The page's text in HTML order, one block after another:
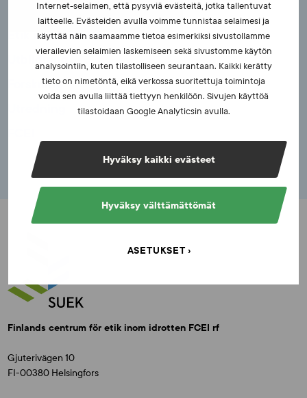
Internet-selaimen, että pysyviä evästeitä, jotka tallentuvat
laitteelle. Evästeiden avulla voimme tunnistaa selaimesi ja
käyttää näin saamaamme tietoa esimerkiksi sivustollamme
vierailevien selaimien laskemiseen sekä sivustomme käytön
analysointiin, kuten tilastolliseen seurantaan. Kaikki kerätty
tieto on nimetöntä, eikä verkossa suoritettuja toimintoja
voida sen avulla liittää tiettyyn henkilöön. Sivujen käyttöä
tilastoidaan Google Analyticsin avulla.
Hyväksy kaikki evästeet
Hyväksy välttämättömät
ASETUKSET
Läktarsäkerhet
Etik inom idrotten
Utbildning
Forskning
Finlands centrum för etik inom idrotten FCEI rf
Gjuterivägen 10
FI-00380 Helsingfors